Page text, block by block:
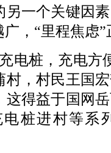
一个关键因素
，“里程焦虑
桩，充电方
村，村民王国
得益于国网
桩进村等系